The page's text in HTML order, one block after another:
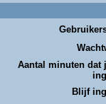
Aantal minuten dat
Blijf